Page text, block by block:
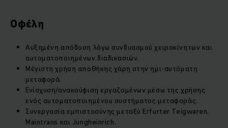
Οφέλη
Αυξημένη απόδοση λόγω συνδυασμoύ χειροκίνητων και
αυτοματοποιημένων διαδικασιών.
Μέγιστη χρήση αποθήκης χάρη στην ημι-αυτόματη
μεταφορά.
Ενίσχυση/ανακούφιση εργαζομένων μέσω της χρήσης
ενός αυτοματοποιημένου συστήματος μεταφοράς.
Συνεργασία εμπιστοσύνης μεταξύ Erfurter Teigwaren,
Maintrans και Jungheinrich.